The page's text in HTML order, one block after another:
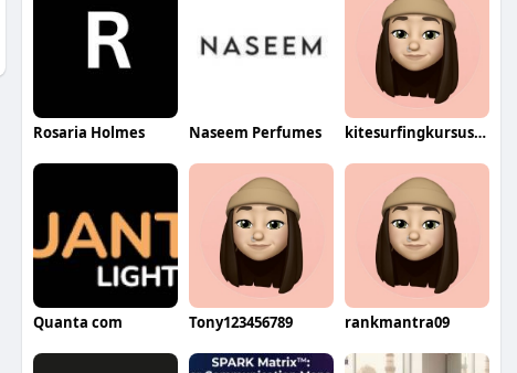
Rosaria Holmes Naseem Perfumes kitesurfingkursus42
Quanta com Tony123456789 rankmantra09